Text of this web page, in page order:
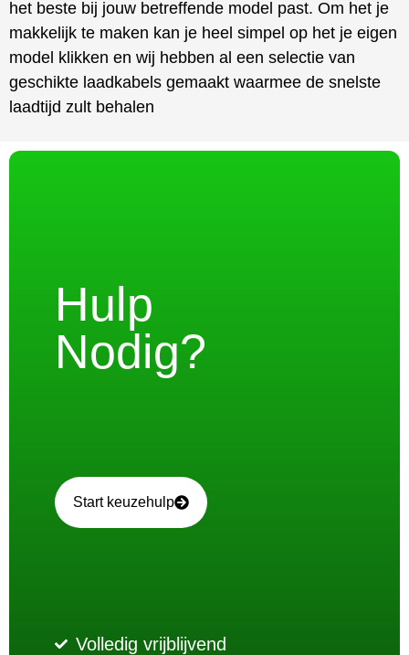
het beste bij jouw betreffende model past. Om het je
makkelijk te maken kan je heel simpel op het je eigen
model klikken en wij hebben al een selectie van
geschikte laadkabels gemaakt waarmee de snelste
laadtijd zult behalen
Hulp
Nodig?
Start keuzehulp
Volledig vrijblijvend